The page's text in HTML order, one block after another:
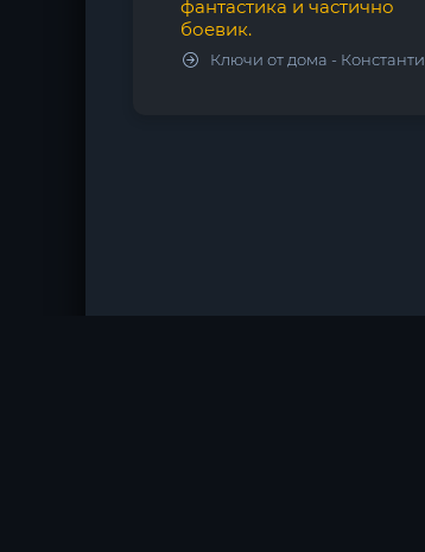
фантастика и частично
боевик.
Ключи от дома - Константин Калбазов